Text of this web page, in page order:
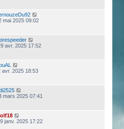
mai 2025 09:02
avr. 2025 17:52
avr. 2025 18:53
mars 2025 07:41
janv. 2025 17:22